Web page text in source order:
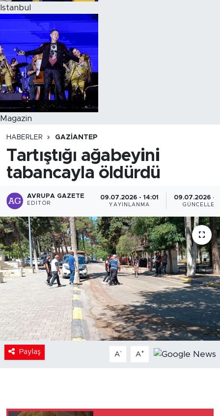
Istanbul
Magazin
HABERLER GAZIANTEP
Tartıştığı ağabeyini
tabancayla öldürdü
AVRUPA GAZETE
EDITÖR
09.07.2026 - 14:01
YAYINLANMA
09.07.2026 -
Paylaş A- A+